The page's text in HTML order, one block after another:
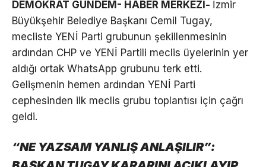
DEMOKRAT GÜNDEM- HABER MERKEZİ- İzmir
Büyükşehir Belediye Başkanı Cemil Tugay,
mecliste YENİ Parti grubunun şekillenmesinin
ardından CHP ve YENİ Partili meclis üyelerinin yer
aldığı ortak WhatsApp grubunu terk etti.
Gelişmenin hemen ardından YENİ Parti
cephesinden ilk meclis grubu toplantısı için çağrı
geldi.
“NE YAZSAM YANLIŞ ANLAŞILIR”: